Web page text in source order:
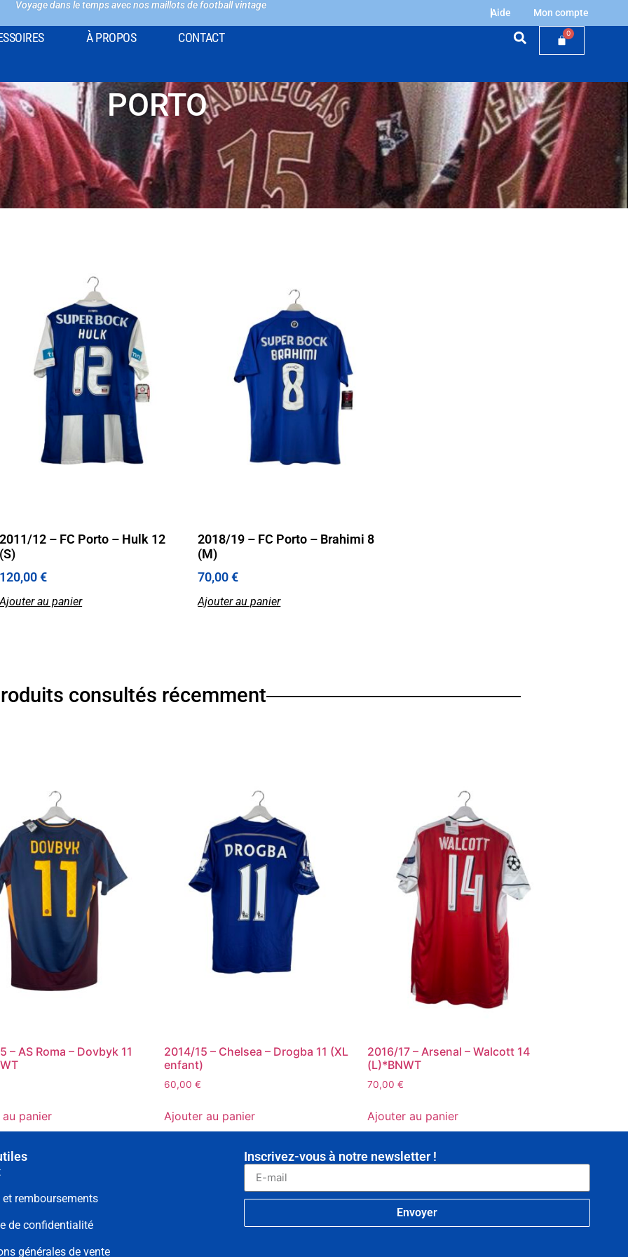
Voyage dans le temps avec nos maillots de football vintage
Aide Mon compte
À PROPOS CONTACT 0
PORTO
2011/12 – FC Porto – Hulk 12
(S)
120,00€
Ajouter au panier
2018/19 – FC Porto – Brahimi 8
(M)
70,00€
Ajouter au panier
consultés récemment
– AS Roma – Dovbyk 11
panier
2014/15 – Chelsea – Drogba 11 (XL
enfant)
60,00 €
Ajouter au panier
2016/17 – Arsenal – Walcott 14
(L)*BNWT
70,00 €
Ajouter au panier
et remboursements
de confidentialité
générales de vente
Inscrivez-vous à notre newsletter !
Envoyer